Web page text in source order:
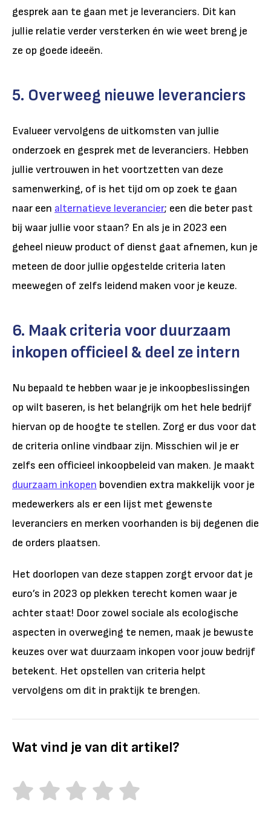
gesprek aan te gaan met je leveranciers. Dit kan
jullie relatie verder versterken én wie weet breng je
ze op goede ideeën.
5. Overweeg nieuwe leveranciers
Evalueer vervolgens de uitkomsten van jullie
onderzoek en gesprek met de leveranciers. Hebben
jullie vertrouwen in het voortzetten van deze
samenwerking, of is het tijd om op zoek te gaan
naar een alternatieve leverancier; een die beter past
bij waar jullie voor staan? En als je in 2023 een
geheel nieuw product of dienst gaat afnemen, kun je
meteen de door jullie opgestelde criteria laten
meewegen of zelfs leidend maken voor je keuze.
6. Maak criteria voor duurzaam
inkopen officieel & deel ze intern
Nu bepaald te hebben waar je je inkoopbeslissingen
op wilt baseren, is het belangrijk om het hele bedrijf
hiervan op de hoogte te stellen. Zorg er dus voor dat
de criteria online vindbaar zijn. Misschien wil je er
zelfs een officieel inkoopbeleid van maken. Je maakt
duurzaam inkopen bovendien extra makkelijk voor je
medewerkers als er een lijst met gewenste
leveranciers en merken voorhanden is bij degenen die
de orders plaatsen.
Het doorlopen van deze stappen zorgt ervoor dat je
euro’s in 2023 op plekken terecht komen waar je
achter staat! Door zowel sociale als ecologische
aspecten in overweging te nemen, maak je bewuste
keuzes over wat duurzaam inkopen voor jouw bedrijf
betekent. Het opstellen van criteria helpt
vervolgens om dit in praktijk te brengen.
Wat vind je van dit artikel?